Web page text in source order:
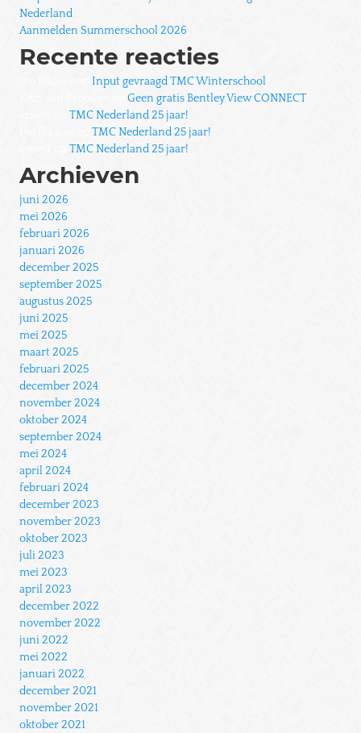
Nederland
Aanmelden Summerschool 2026
Recente reacties
Input gevraagd TMC Winterschool
Geen gratis Bentley View CONNECT
TMC Nederland 25 jaar!
TMC Nederland 25 jaar!
TMC Nederland 25 jaar!
Archieven
juni 2026
mei 2026
februari 2026
januari 2026
december 2025
september 2025
augustus 2025
juni 2025
mei 2025
maart 2025
februari 2025
december 2024
november 2024
oktober 2024
september 2024
mei 2024
april 2024
februari 2024
december 2023
november 2023
oktober 2023
juli 2023
mei 2023
april 2023
december 2022
november 2022
juni 2022
mei 2022
januari 2022
december 2021
november 2021
oktober 2021